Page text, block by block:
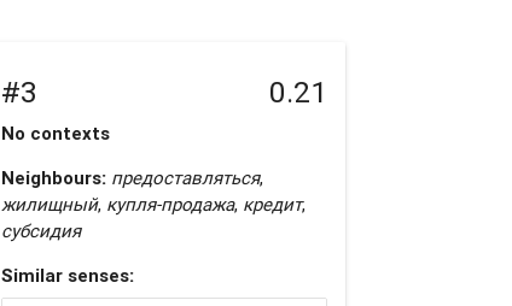
#3 0.21
No contexts
Neighbours: предоставляться,
жилищный, купля-продажа, кредит,
субсидия
Similar senses: